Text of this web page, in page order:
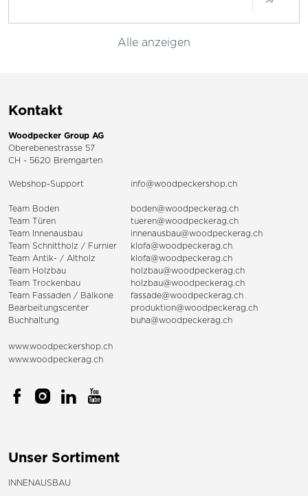
Alle anzeigen
Kontakt
Woodpecker Group AG
Oberebenestrasse 57
CH - 5620 Bremgarten
Webshop-Support info@woodpeckershop.ch
Team Boden
boden@woodpeckerag.ch
Team Türen
tueren@woodpeckerag.ch
Team Innenausbau
innenausbau@woodpeckerag.ch
Team Schnittholz / Furnier
klofa@woodpeckerag.ch
Team Antik- / Altholz
klofa@woodpeckerag.ch
Team Holzbau
holzbau@woodpeckerag.ch
Team Trockenbau
holzbau@woodpeckerag.ch
Team Fassaden / Balkone
fassade@woodpeckerag.ch
Bearbeitungscenter
produktion@woodpeckerag.ch
Buchhaltung
buha@woodpeckerag.ch
www.woodpeckershop.ch
www.woodpeckerag.ch
Unser Sortiment
INNENAUSBAU